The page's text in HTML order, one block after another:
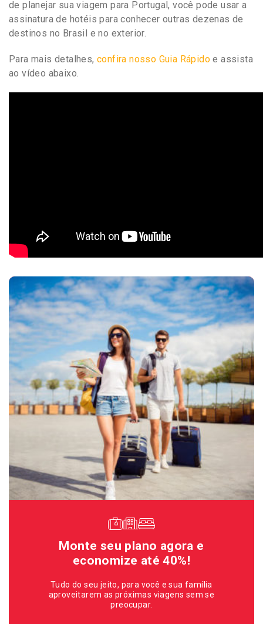
de planejar sua viagem para Portugal, você pode usar a
assinatura de hotéis para conhecer outras dezenas de
destinos no Brasil e no exterior.
Para mais detalhes, confira nosso Guia Rápido e assista
ao vídeo abaixo.
Monte seu plano agora e
economize até 40%!
Tudo do seu jeito, para você e sua família
aproveitarem as próximas viagens sem se
preocupar.